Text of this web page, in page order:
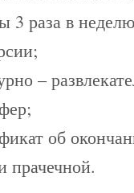
3 раза в
–
об
прачечной.